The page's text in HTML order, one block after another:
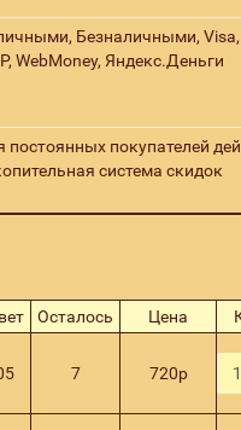
Безналичными, Visa,
WebMoney, Яндекс.Деньги
постоянных покупателей
система скидок
Осталось Цена
7 720р